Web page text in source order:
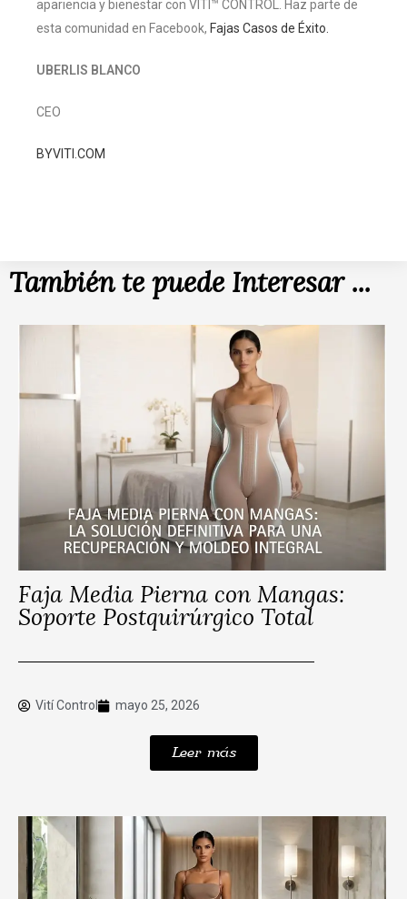
apariencia y bienestar con VITÍ™ CONTROL. Haz parte de
esta comunidad en Facebook, Fajas Casos de Éxito.
UBERLIS BLANCO
CEO
BYVITI.COM
También te puede Interesar ...
Faja Media Pierna con Mangas:
Soporte Postquirúrgico Total
Vití Control mayo 25, 2026
Leer más